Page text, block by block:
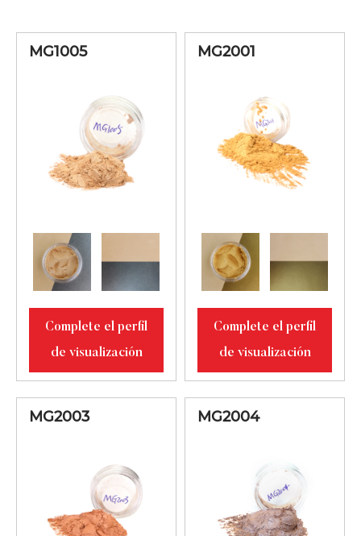
MG2021 Oro satinado 5-25
MG2023 5-25
MG2024 5-25
MG5500 Bronce 10-60
MG5502 Rojo marrón 10-60
MG5504 Vino rojo 10-60
MG305 10-60
MG1005
Complete el perfil
de visualización
MG2001
Complete el perfil
de visualización
MG2003 MG2004